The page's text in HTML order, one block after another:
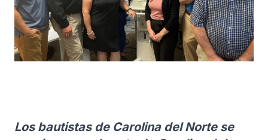
Los bautistas de Carolina del Norte se